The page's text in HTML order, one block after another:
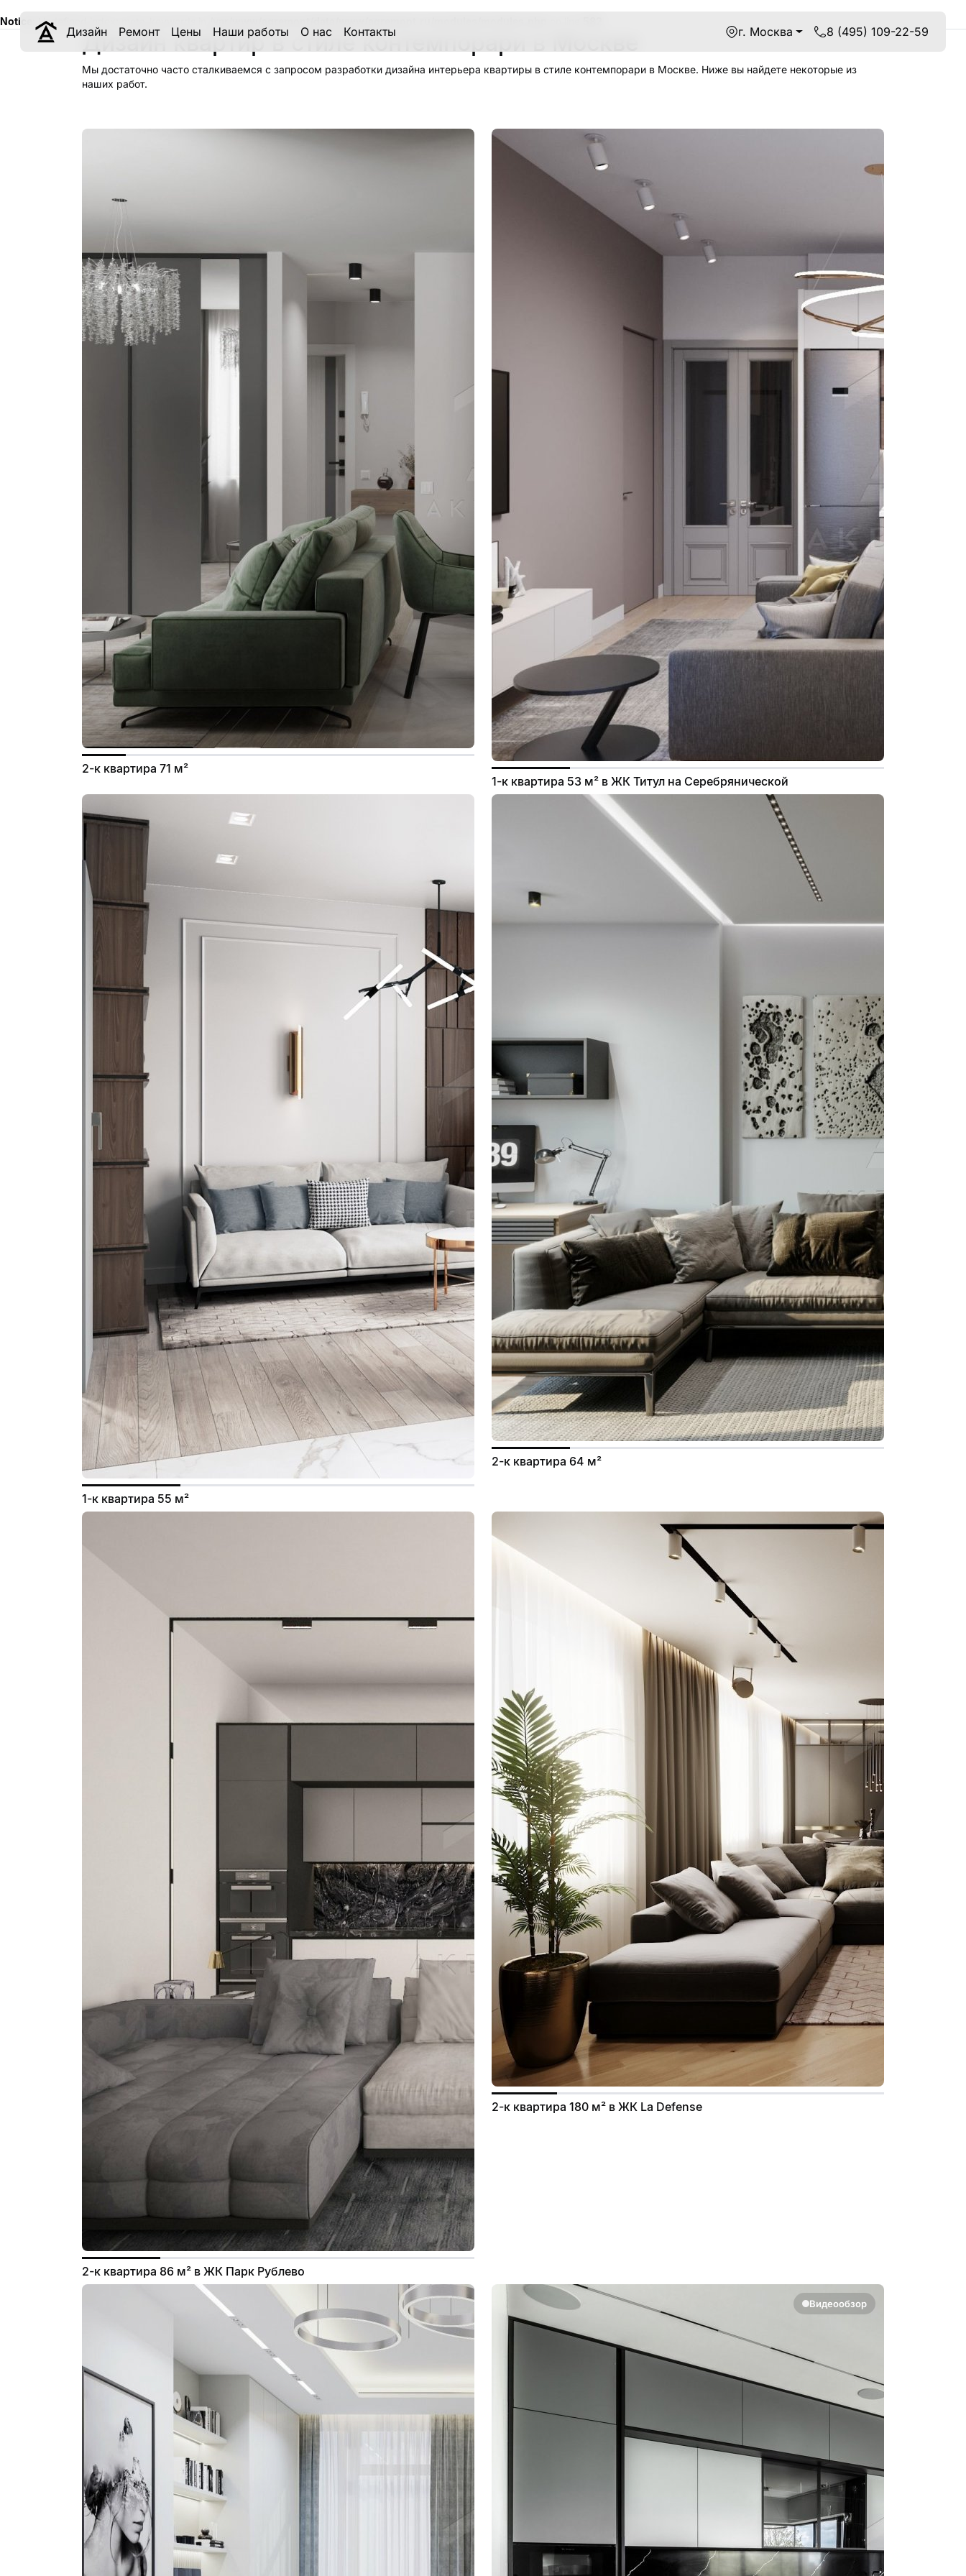
Notice : Undefined index: meta_keywords in
Дизайн Ремонт Цены Наши работы О нас Контакты г. Москва 8 (495) 109-22-59
Дизайн квартир в стиле контемпорари в Москве
Мы достаточно часто сталкиваемся с запросом разработки дизайна интерьера квартиры в стиле контемпорари в Москве. Ниже вы найдете некоторые из
наших работ.
2-к квартира 71 м²
1-к квартира 53 м² в ЖК Титул на Серебрянической
1-к квартира 55 м²
2-к квартира 64 м²
2-к квартира 86 м² в ЖК Парк Рублево
2-к квартира 180 м² в ЖК La Defense
Видеообзор